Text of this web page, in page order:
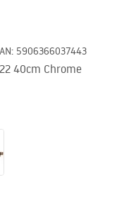
: 5906366037443
40cm Chrome